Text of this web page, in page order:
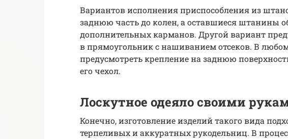
Вариантов исполнения приспособления из
заднюю часть до колен, а оставшиеся штанины
дополнительных карманов. Другой вариант
в прямоугольник с нашиванием отсеков. В
предусмотреть крепление на заднюю
его чехол.
Лоскутное одеяло своими
Конечно, изготовление изделий такого вида
терпеливых и аккуратных рукодельниц. В